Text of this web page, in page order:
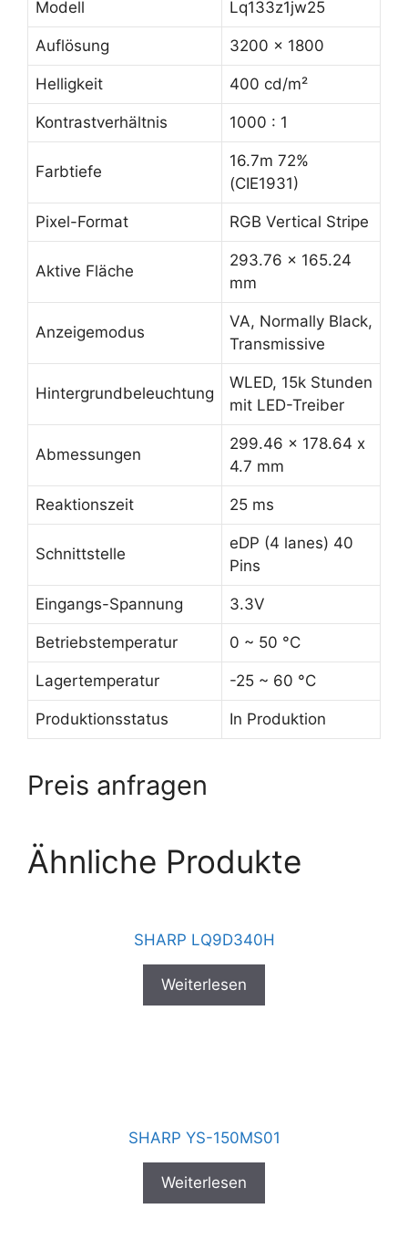
Modell Lq133z1jw25
Auflösung 3200 x 1800
Helligkeit 400 cd/m²
Kontrastverhältnis 1000 : 1
Farbtiefe
16.7m 72%
(CIE1931)
Pixel-Format RGB Vertical Stripe
Aktive Fläche
293.76 x 165.24
mm
Anzeigemodus
VA, Normally Black,
Transmissive
Hintergrundbeleuchtung
WLED, 15k Stunden
mit LED-Treiber
Abmessungen
299.46 x 178.64 x
4.7 mm
Reaktionszeit 25 ms
Schnittstelle
eDP (4 lanes) 40
Pins
Eingangs-Spannung 3.3V
Betriebstemperatur 0 ~ 50 °C
Lagertemperatur -25 ~ 60 °C
Produktionsstatus In Produktion
Preis anfragen
Ähnliche Produkte
SHARP LQ9D340H
Weiterlesen
SHARP YS-150MS01
Weiterlesen